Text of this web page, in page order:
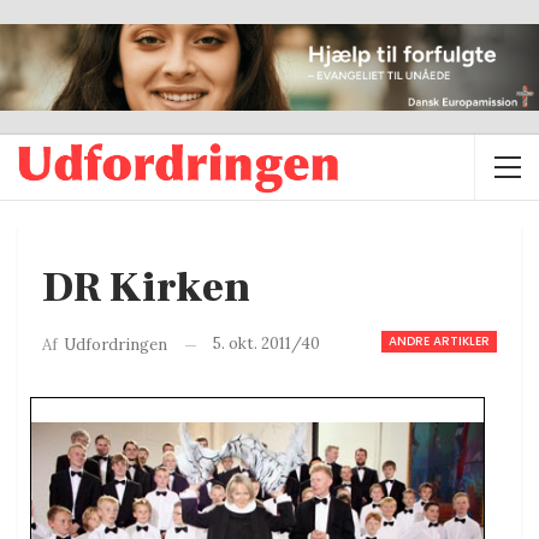
DR Kirken
ANDRE ARTIKLER
Af Udfordringen 5. okt. 2011/40